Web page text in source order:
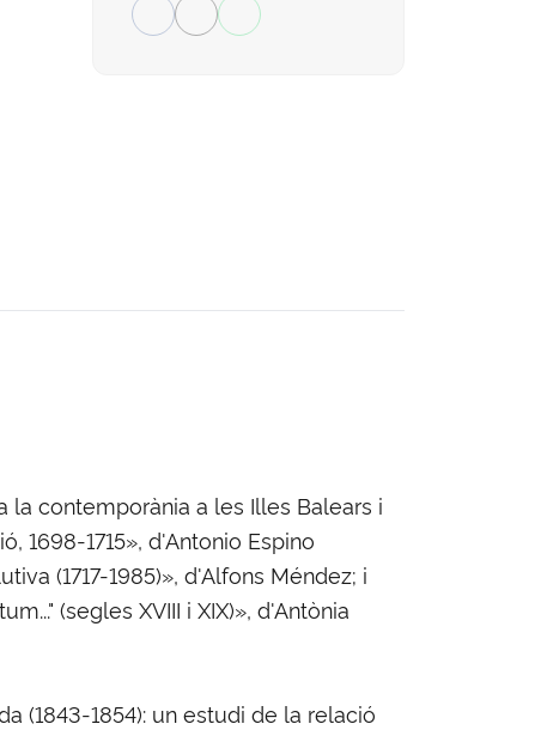
contemporània a les Illes Balears i
1698-1715», d'Antonio Espino
(1717-1985)», d'Alfons Méndez; i
(segles XVIII i XIX)», d'Antònia
(1843-1854): un estudi de la relació